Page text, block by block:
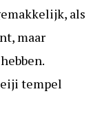
als
maar
tempel